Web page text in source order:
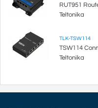
RUT951
Teltonika
TLK-TSW114
TSW114
Teltonika